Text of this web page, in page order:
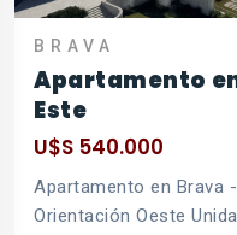
BRAVA
Apartamento
Este
U$S 540.000
Apartamento en Brava
Orientación Oeste